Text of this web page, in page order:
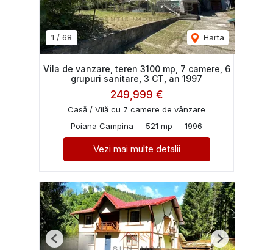
1 / 68 Harta
Vila de vanzare, teren 3100 mp, 7 camere, 6
grupuri sanitare, 3 CT, an 1997
249,999 €
Casă / Vilă cu 7 camere de vânzare
Poiana Campina
521 mp 1996
Vezi mai multe detalii
Previous Next